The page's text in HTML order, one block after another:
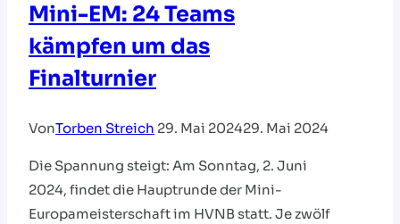
Mini-EM: 24 Teams
kämpfen um das
Finalturnier
VonTorben Streich 29. Mai 202429. Mai 2024
Die Spannung steigt: Am Sonntag, 2. Juni
2024, findet die Hauptrunde der Mini-
Europameisterschaft im HVNB statt. Je zwölf